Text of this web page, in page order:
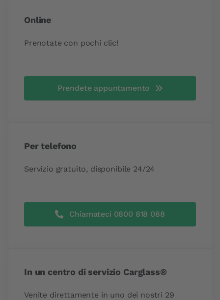
Online
Prenotate con pochi clic!
Prendete appuntamento
Per telefono
Servizio gratuito, disponibile 24/24
Chiamateci 0800 818 088
In un centro di servizio Carglass®
Venite direttamente in uno dei nostri 29